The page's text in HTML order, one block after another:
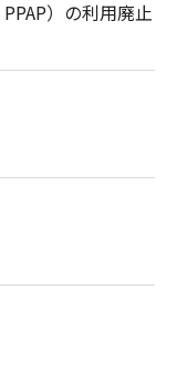
）の利用廃止